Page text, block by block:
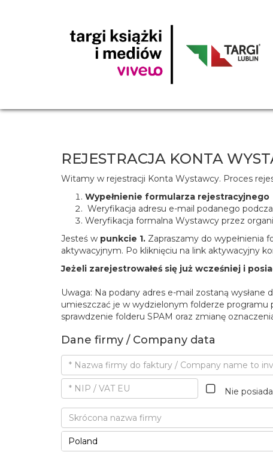
REJESTRACJA KONTA
Witamy w rejestracji Konta Wystawcy. Proces
Wypełnienie formularza rejestracyjnego
Weryfikacja adresu e-mail podanego
Weryfikacja formalna Wystawcy przez
Jesteś w punkcie 1. Zapraszamy do wypełnienia
aktywacyjnym. Po kliknięciu na link aktywacyjny
Jeżeli zarejestrowałeś się już wcześniej i
Uwaga: Na podany adres e-mail zostaną
umieszczać je w wydzielonym folderze
sprawdzenie folderu SPAM oraz zmianę
Dane firmy / Company data
Nie